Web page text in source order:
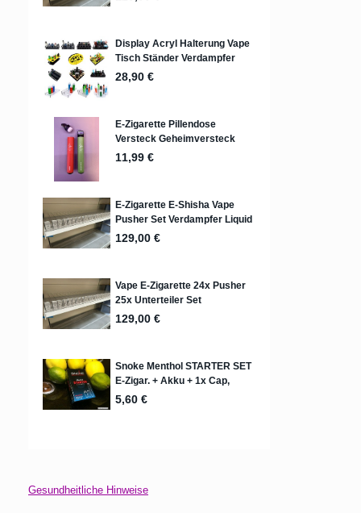
Gesundheitliche Hinweise